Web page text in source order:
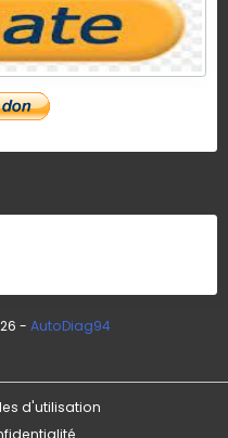
- AutoDiag94
d'utilisation